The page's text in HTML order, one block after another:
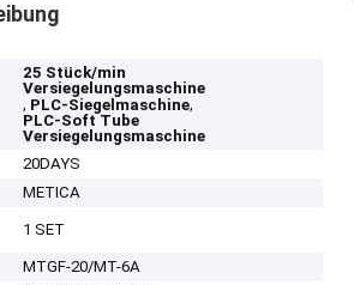
25 Stück/min
Versiegelungsmaschine
, PLC-Siegelmaschine,
PLC-Soft Tube
Versiegelungsmaschine
20DAYS
METICA
1 SET
MTGF-20/MT-6A